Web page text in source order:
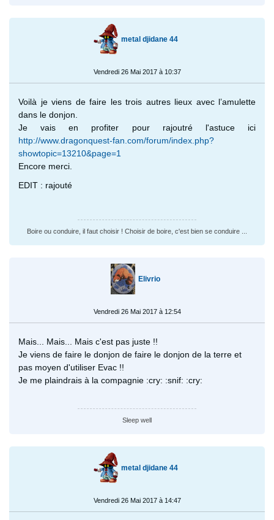
metal djidane 44
Vendredi 26 Mai 2017 à 10:37
Voilà je viens de faire les trois autres lieux avec l’amulette
dans le donjon.
Je vais en profiter pour rajoutré l'astuce ici
http://www.dragonquest-fan.com/forum/index.php?
showtopic=13210&page=1
Encore merci.
EDIT : rajouté
Boire ou conduire, il faut choisir ! Choisir de boire, c'est bien se conduire ...
Elivrio
Vendredi 26 Mai 2017 à 12:54
Mais... Mais... Mais c'est pas juste !!
Je viens de faire le donjon de faire le donjon de la terre et
pas moyen d'utiliser Evac !!
Je me plaindrais à la compagnie :cry: :snif: :cry:
Sleep well
metal djidane 44
Vendredi 26 Mai 2017 à 14:47